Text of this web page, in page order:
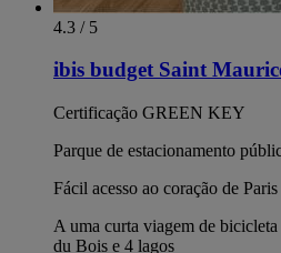
4.3 / 5
ibis budget Saint
Certificação GREEN KEY
Parque de estacionamento
Fácil acesso ao coração de
A uma curta viagem de
du Bois e 4 lagos